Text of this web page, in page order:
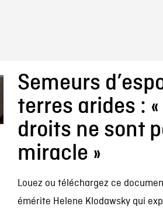
Semeurs
terres arides : «
droits ne sont
miracle »
Louez ou téléchargez ce
émérite Helene Klodawsky qui